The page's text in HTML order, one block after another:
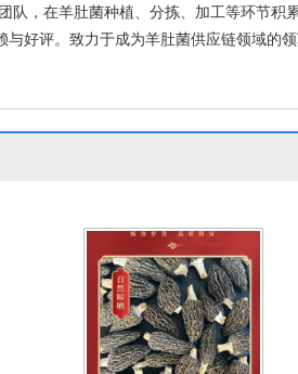
队，在羊肚菌种植、分拣、加工等环节积
好评。致力于成为羊肚菌供应链领域的